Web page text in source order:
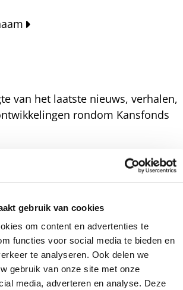
gebruik van cookies
om content en advertenties te
functies voor social media te bieden en
te analyseren. Ook delen we
gebruik van onze site met onze
media, adverteren en analyse. Deze
van het laatste nieuws, verhalen,
rondom Kansfonds
en thuisloosheid